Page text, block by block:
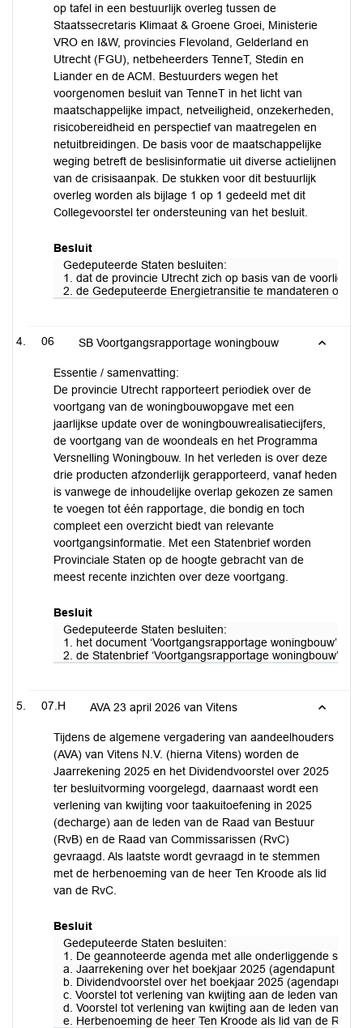
op tafel in een bestuurlijk overleg tussen de
Staatssecretaris Klimaat & Groene Groei, Ministerie
VRO en I&W, provincies Flevoland, Gelderland en
Utrecht (FGU), netbeheerders TenneT, Stedin en
Liander en de ACM. Bestuurders wegen het
voorgenomen besluit van TenneT in het licht van
maatschappelijke impact, netveiligheid, onzekerheden,
risicobereidheid en perspectief van maatregelen en
netuitbreidingen. De basis voor de maatschappelijke
weging betreft de beslisinformatie uit diverse actielijnen
van de crisisaanpak. De stukken voor dit bestuurlijk
overleg worden als bijlage 1 op 1 gedeeld met dit
Collegevoorstel ter ondersteuning van het besluit.
Besluit
Gedeputeerde Staten besluiten:
1. dat de provincie Utrecht zich op basis van de
2. de Gedeputeerde Energietransitie te mandateren om
06 SB Voortgangsrapportage woningbouw
Essentie / samenvatting:
De provincie Utrecht rapporteert periodiek over de
voortgang van de woningbouwopgave met een
jaarlijkse update over de woningbouwrealisatiecijfers,
de voortgang van de woondeals en het Programma
Versnelling Woningbouw. In het verleden is over deze
drie producten afzonderlijk gerapporteerd, vanaf heden
is vanwege de inhoudelijke overlap gekozen ze samen
te voegen tot één rapportage, die bondig en toch
compleet een overzicht biedt van relevante
voortgangsinformatie. Met een Statenbrief worden
Provinciale Staten op de hoogte gebracht van de
meest recente inzichten over deze voortgang.
Besluit
Gedeputeerde Staten besluiten:
1. het document ‘Voortgangsrapportage woningbouw’
2. de Statenbrief ‘Voortgangsrapportage woningbouw’
07.H AVA 23 april 2026 van Vitens
Tijdens de algemene vergadering van aandeelhouders
(AVA) van Vitens N.V. (hierna Vitens) worden de
Jaarrekening 2025 en het Dividendvoorstel over 2025
ter besluitvorming voorgelegd, daarnaast wordt een
verlening van kwijting voor taakuitoefening in 2025
(decharge) aan de leden van de Raad van Bestuur
(RvB) en de Raad van Commissarissen (RvC)
gevraagd. Als laatste wordt gevraagd in te stemmen
met de herbenoeming van de heer Ten Kroode als lid
van de RvC.
Besluit
Gedeputeerde Staten besluiten:
1. De geannoteerde agenda met alle onderliggende
a. Jaarrekening over het boekjaar 2025 (agendapunt 5a)
b. Dividendvoorstel over het boekjaar 2025 (agendapunt
c. Voorstel tot verlening van kwijting aan de leden van de
d. Voorstel tot verlening van kwijting aan de leden van de
e. Herbenoeming de heer Ten Kroode als lid van de RvC